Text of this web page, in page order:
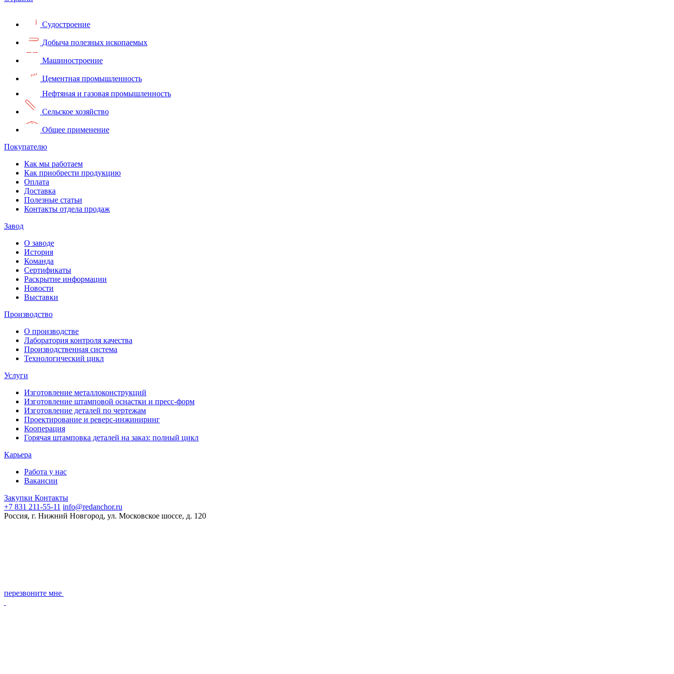
Судостроение
Добыча полезных ископаемых
Машиностроение
Цементная промышленность
Нефтяная и газовая промышленность
Сельское хозяйство
Общее применение
Покупателю
Как мы работаем
Как приобрести продукцию
Оплата
Доставка
Полезные статьи
Контакты отдела продаж
Завод
О заводе
История
Команда
Сертификаты
Раскрытие информации
Новости
Выставки
Производство
О производстве
Лаборатория контроля качества
Производственная система
Технологический цикл
Услуги
Изготовление металлоконструкций
Изготовление штамповой оснастки и пресс-форм
Изготовление деталей по чертежам
Проектирование и реверс-инжиниринг
Кооперация
Горячая штамповка деталей на заказ: полный цикл
Карьера
Работа у нас
Вакансии
Закупки Контакты
+7 831 211-55-11 info@redanchor.ru
Россия, г. Нижний Новгород, ул. Московское шоссе, д. 120
перезвоните мне